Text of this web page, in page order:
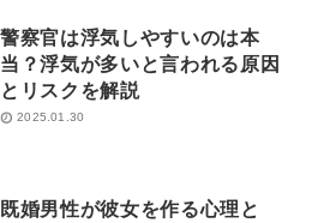
警察官は浮気しやすいのは本
当？浮気が多いと言われる原因
とリスクを解説
2025.01.30
既婚男性が彼女を作る心理と